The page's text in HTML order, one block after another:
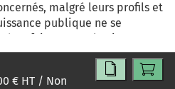
malgré leurs profils et
publique ne se
« faire pour » le citoyen,
». En ce sens, nous pouvons
».
€ HT / Non